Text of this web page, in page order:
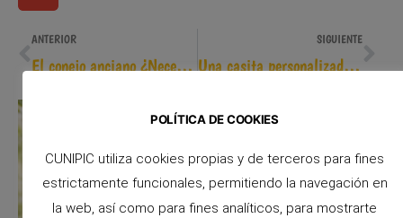
ANTERIOR
El conejo anciano ¿Necesita cuidados especiales?
SIGUIENTE
Una casita personalizada para tu hámster
POLÍTICA DE COOKIES
CUNIPIC utiliza cookies propias y de terceros para fines
estrictamente funcionales, permitiendo la navegación en
la web, así como para fines analíticos, para mostrarte